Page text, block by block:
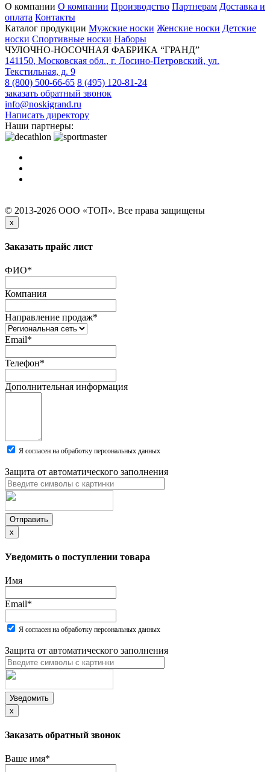
О компании О компании Производство Партнерам Доставка и
оплата Контакты
Каталог продукции Мужские носки Женские носки Детские
носки Спортивные носки Наборы
ЧУЛОЧНО-НОСОЧНАЯ ФАБРИКА “ГРАНД”
141150, Московская обл., г. Лосино-Петровский, ул.
Текстильная, д. 9
8 (800) 500-66-65 8 (495) 120-81-24
заказать обратный звонок
info@noskigrand.ru
Написать директору
Наши партнеры:
© 2013-2026 ООО «ТОП». Все права защищены
x
Заказать прайс лист
ФИО*
Компания
Направление продаж*
Email*
Телефон*
Дополнительная информация
Я согласен на обработку персональных данных
Защита от автоматического заполнения
Отправить
x
Уведомить о поступлении товара
Имя
Email*
Я согласен на обработку персональных данных
Защита от автоматического заполнения
Уведомить
x
Заказать обратный звонок
Ваше имя*